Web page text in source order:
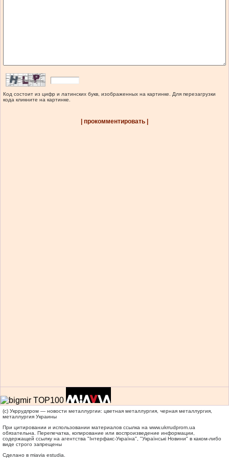
Код состоит из цифр и латинских букв, изображенных на картинке. Для перезагрузки
кода кликните на картинке.
| прокомментировать |
(c) Укррудпром — новости металлургии: цветная металлургия, черная металлургия,
металлургия Украины
При цитировании и использовании материалов ссылка на www.ukrrudprom.ua
обязательна. Перепечатка, копирование или воспроизведение информации,
содержащей ссылку на агентства "Iнтерфакс-Україна", "Українськi Новини" в каком-либо
виде строго запрещены
Сделано в miavia estudia.